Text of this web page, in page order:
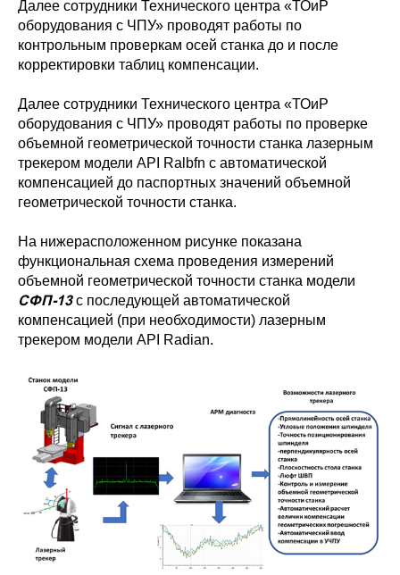
Далее сотрудники Технического центра «ТОиР
оборудования с ЧПУ» проводят работы по
контрольным проверкам осей станка до и после
корректировки таблиц компенсации.
Далее сотрудники Технического центра «ТОиР
оборудования с ЧПУ» проводят работы по проверке
объемной геометрической точности станка лазерным
трекером модели API Ralbfn с автоматической
компенсацией до паспортных значений объемной
геометрической точности станка.
На нижерасположенном рисунке показана
функциональная схема проведения измерений
объемной геометрической точности станка модели
СФП-13с последующей автоматической
компенсацией (при необходимости) лазерным
трекером модели API Radian.